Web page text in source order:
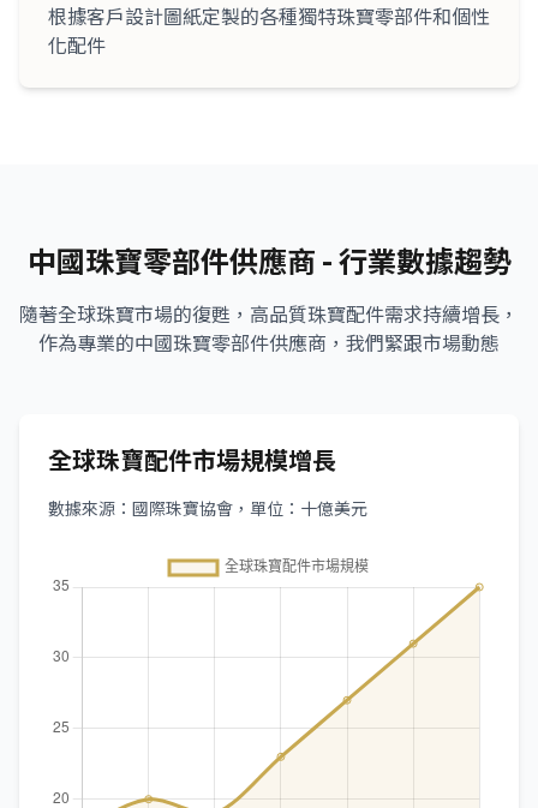
根據客戶設計圖紙定製的各種獨特珠寶零部件和個性
化配件
中國珠寶零部件供應商 - 行業數據趨勢
隨著全球珠寶市場的復甦，高品質珠寶配件需求持續增長，
作為專業的中國珠寶零部件供應商，我們緊跟市場動態
全球珠寶配件市場規模增長
數據來源：國際珠寶協會，單位：十億美元